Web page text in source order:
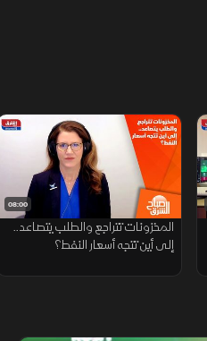
08:00
المخزونات تتراجع والطلب يتصاعد..
إلى أين تتجه أسعار النفط؟